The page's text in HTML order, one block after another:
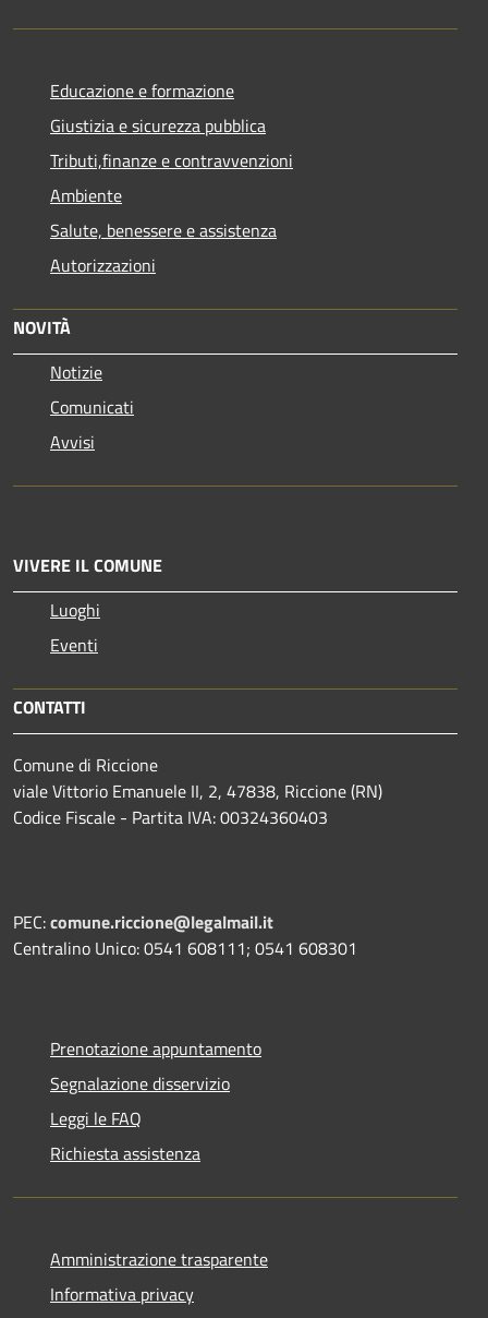
Educazione e formazione
Giustizia e sicurezza pubblica
Tributi,finanze e contravvenzioni
Ambiente
Salute, benessere e assistenza
Autorizzazioni
NOVITÀ
Notizie
Comunicati
Avvisi
VIVERE IL COMUNE
Luoghi
Eventi
CONTATTI
Comune di Riccione
viale Vittorio Emanuele II, 2, 47838, Riccione (RN)
Codice Fiscale - Partita IVA: 00324360403
PEC:comune.riccione@legalmail.it
Centralino Unico: 0541 608111; 0541 608301
Prenotazione appuntamento
Segnalazione disservizio
Leggi le FAQ
Richiesta assistenza
Amministrazione trasparente
Informativa privacy